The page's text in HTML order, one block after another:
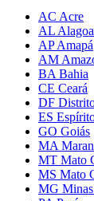
AC Acre
AL
AP Amapá
AM
BA Bahia
CE Ceará
DF
ES
GO Goiás
MA
MT Mato
MS Mato
MG